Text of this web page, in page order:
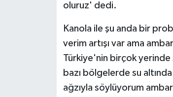
oluruz' dedi.
Kanola ile şu anda bir
verim artışı var ama
Türkiye'nin birçok yerinde
bazı bölgelerde su
ağzıyla söylüyorum